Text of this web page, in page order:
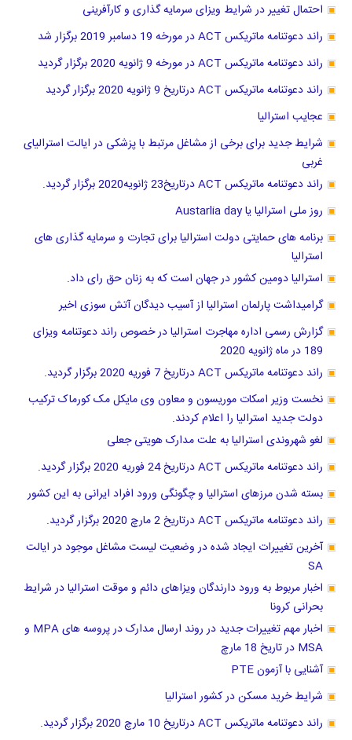
احتمال تغییر در شرایط ویزای سرمایه گذاری و کارآفرینی
راند دعوتنامه ماتریکس ACT در مورخه 19 دسامبر 2019 برگزار شد
راند دعوتنامه ماتریکس ACT در مورخه 9 ژانویه 2020 برگزار گردید
راند دعوتنامه ماتریکس ACT درتاریخ 9 ژانویه 2020 برگزار گردید
عجایب استرالیا
شرایط جدید برای برخی از مشاغل مرتبط با پزشکی در ایالت استرالیای
غربی
راند دعوتنامه ماتریکس ACT درتاریخ23 ژانویه2020 برگزار گردید.
روز ملی استرالیا یا Austarlia day
برنامه های حمایتی دولت استرالیا برای تجارت و سرمایه گذاری های
استرالیا
استرالیا دومین کشور در جهان است که به زنان حق رای داد.
گرامیداشت پارلمان استرالیا از آسیب دیدگان آتش سوزی اخیر
گزارش رسمی اداره مهاجرت استرالیا در خصوص راند دعوتنامه ویزای
189 در ماه ژانویه 2020
راند دعوتنامه ماتریکس ACT درتاریخ 7 فوریه 2020 برگزار گردید.
نخست وزیر اسکات موریسون و معاون وی مایکل مک کورماک ترکیب
دولت جدید استرالیا را اعلام کردند.
لغو شهروندی استرالیا به علت مدارک هویتی جعلی
راند دعوتنامه ماتریکس ACT درتاریخ 24 فوریه 2020 برگزار گردید.
بسته شدن مرزهای استرالیا و چگونگی ورود افراد ایرانی به این کشور
راند دعوتنامه ماتریکس ACT درتاریخ 2 مارچ 2020 برگزار گردید.
آخرین تغییرات ایجاد شده در وضعیت لیست مشاغل موجود در ایالت
SA
اخبار مربوط به ورود دارندگان ویزاهای دائم و موقت استرالیا در شرایط
بحرانی کرونا
اخبار مهم تغییرات جدید در روند ارسال مدارک در پروسه های MPA و
MSA در تاریخ 18 مارچ
آشنایی با آزمون PTE
شرایط خرید مسکن در کشور استرالیا
راند دعوتنامه ماتریکس ACT درتاریخ 10 مارچ 2020 برگزار گردید.